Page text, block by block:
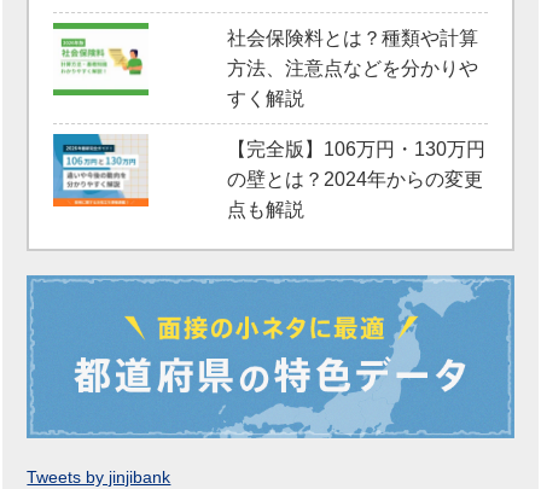
社会保険料とは？種類や計算
方法、注意点などを分かりや
すく解説
【完全版】106万円・130万円
の壁とは？2024年からの変更
点も解説
Tweets by jinjibank